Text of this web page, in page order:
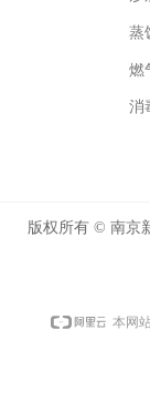
蒸
燃
消
版权所有 © 南京
本网